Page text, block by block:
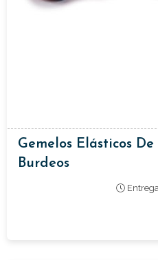
Gemelos Elásticos
Burdeos